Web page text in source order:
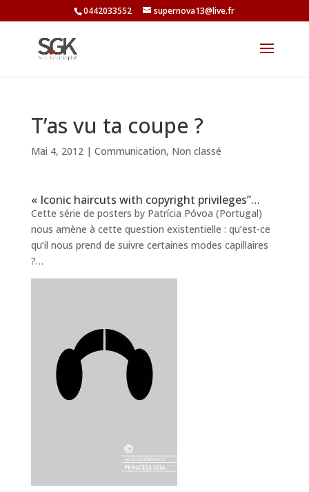
0442033552 supernova13@live.fr
T’as vu ta coupe ?
Mai 4, 2012| Communication, Non classé
« Iconic haircuts with copyright privileges”…
Cette série de posters by Patrícia Póvoa (Portugal)
nous amène à cette question existentielle : qu’est-ce
qu’il nous prend de suivre certaines modes capillaires
?…